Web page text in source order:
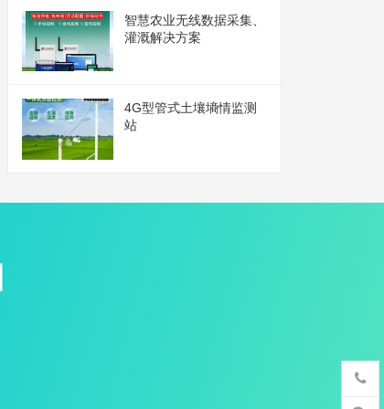
智慧农业无线数据采集、
灌溉解决方案
4G型管式土壤墒情监测
站